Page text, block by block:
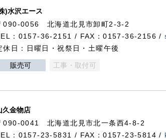
)水沢エース
090-0056 北海道北見市卸町2-3-2
：0157-36-2151 / FAX：0157-36-2156 /
休日：日曜日・祝祭日・土曜午後
販売可 工事・取付可
久金物店
090-0041 北海道北見市北一条西4-8-2
：0157-23-5831 / FAX：0157-23-5814 /